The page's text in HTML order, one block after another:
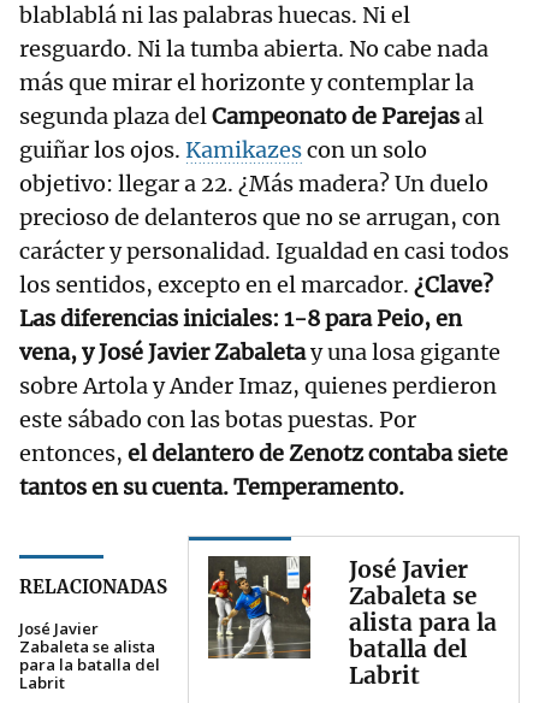
blablablá ni las palabras huecas. Ni el
resguardo. Ni la tumba abierta. No cabe nada
más que mirar el horizonte y contemplar la
segunda plaza delCampeonato de Parejasal
guiñar los ojos. Kamikazescon un solo
objetivo: llegar a 22. ¿Más madera? Un duelo
precioso de delanteros que no se arrugan, con
carácter y personalidad. Igualdad en casi todos
los sentidos, excepto en el marcador. ¿Clave?
Las diferencias iniciales: 1-8 para Peio, en
vena, y José Javier Zabaletay una losa gigante
sobre Artola y Ander Imaz, quienes perdieron
este sábado con las botas puestas. Por
entonces, el delantero de Zenotz contaba siete
tantos en su cuenta. Temperamento.
RELACIONADAS
José Javier
Zabaleta se alista
para la batalla del
Labrit
José Javier
Zabaleta se
alista para la
batalla del
Labrit